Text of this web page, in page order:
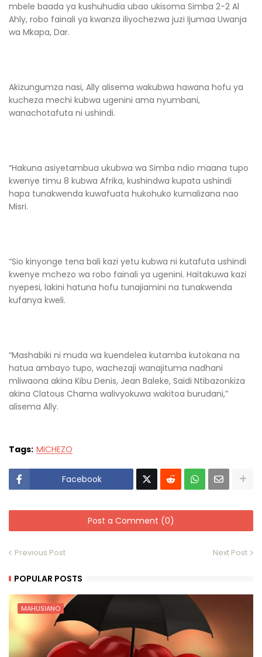
mbele baada ya kushuhudia ubao ukisoma Simba 2-2 Al
Ahly, robo fainali ya kwanza iliyochezwa juzi Ijumaa Uwanja
wa Mkapa, Dar.
Akizungumza nasi, Ally alisema wakubwa hawana hofu ya
kucheza mechi kubwa ugenini ama nyumbani,
wanachotafuta ni ushindi.
“Hakuna asiyetambua ukubwa wa Simba ndio maana tupo
kwenye timu 8 kubwa Afrika, kushindwa kupata ushindi
hapa tunakwenda kuwafuata hukohuko kumalizana nao
Misri.
“Sio kinyonge tena bali kazi yetu kubwa ni kutafuta ushindi
kwenye mchezo wa robo fainali ya ugenini. Haitakuwa kazi
nyepesi, lakini hatuna hofu tunajiamini na tunakwenda
kufanya kweli.
“Mashabiki ni muda wa kuendelea kutamba kutokana na
hatua ambayo tupo, wachezaji wanajituma nadhani
mliwaona akina Kibu Denis, Jean Baleke, Saidi Ntibazonkiza
akina Clatous Chama walivyokuwa wakitoa burudani,”
alisema Ally.
Tags: MICHEZO
Facebook
Post a Comment (0)
Previous Post Next Post
POPULAR POSTS
MAHUSIANO